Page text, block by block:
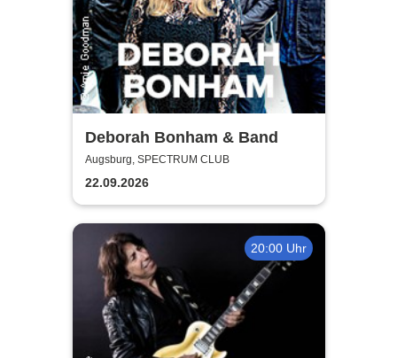
Deborah Bonham & Band
Augsburg, SPECTRUM CLUB
22.09.2026
20:00 Uhr